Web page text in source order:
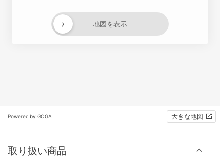
地図を表示
›
Powered by GOGA 大きな地図
取り扱い商品